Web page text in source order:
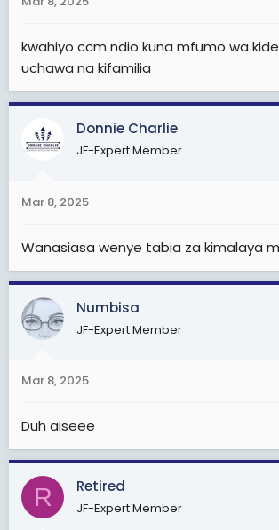
s
kwahiyo ccm ndio kuna mfumo wa
uchawa na kifamilia
Donnie Charlie
JF-Expert Member
Mar 8, 2025
Wanasiasa wenye tabia za kimalaya
Numbisa
JF-Expert Member
Mar 8, 2025
Duh aiseee
R Retired
JF-Expert Member